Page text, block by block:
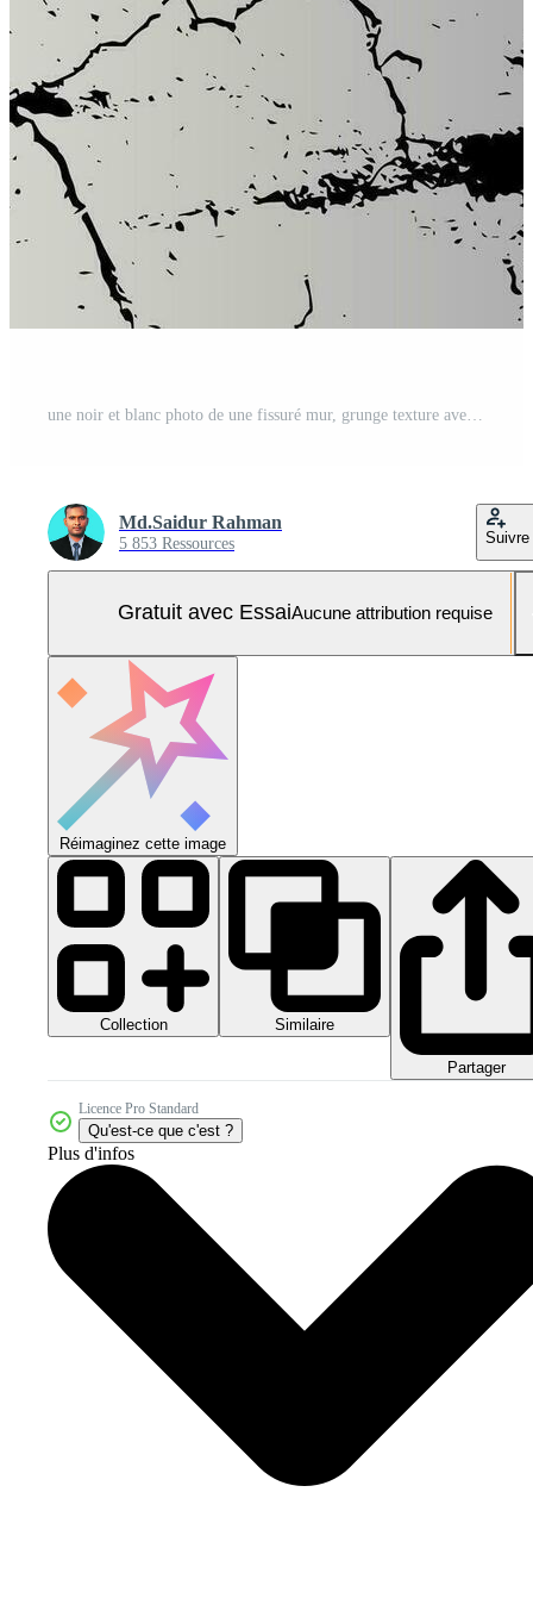
Md.Saidur Rahman
5 853 Ressources Suivre
Gratuit avec EssaiAucune attribution requise
Réimaginez cette image
Collection Similaire
Partager
Licence Pro Standard
Qu'est-ce que c'est ?
Plus d'infos